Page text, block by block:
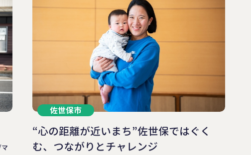
佐世保市
“心の距離が近いまち”佐世保ではぐく
む、つながりとチャレンジ